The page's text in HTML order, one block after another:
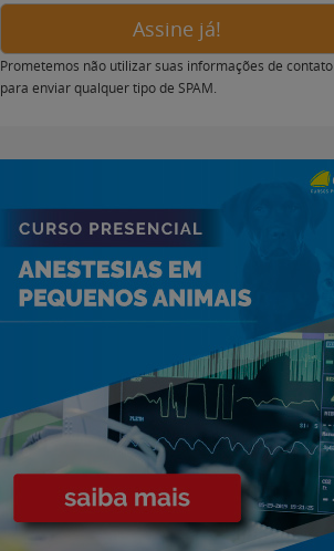
Assine já!
Prometemos não utilizar suas informações de contato
para enviar qualquer tipo de SPAM.